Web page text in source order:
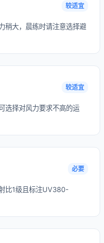
较适宜
稍大，晨练时请注意选择避
较适宜
选择对风力要求不高的运
必要
比1级且标注UV380-